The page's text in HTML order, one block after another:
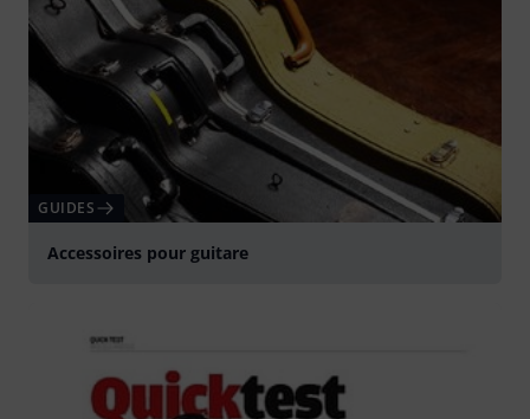
GUIDES
Accessoires pour guitare